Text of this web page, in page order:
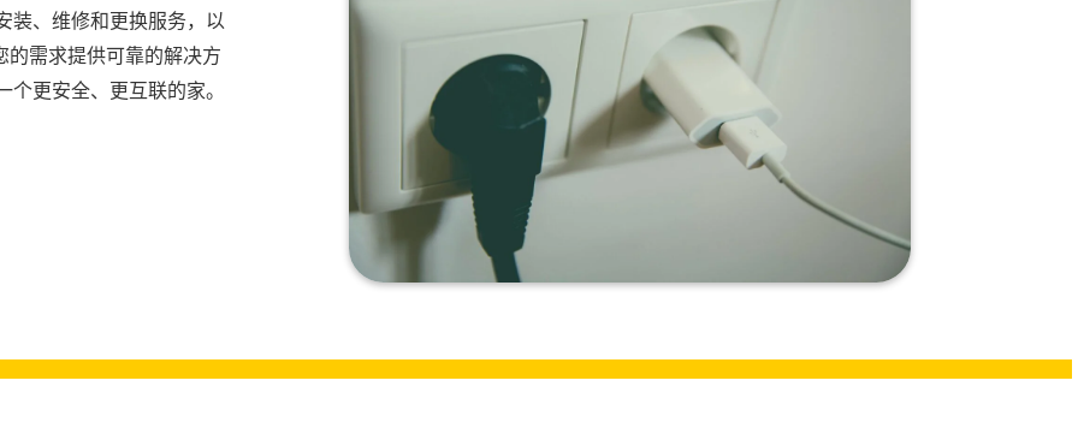
装、维修和更换服务，以
需求提供可靠的解决方
更安全、更互联的家。